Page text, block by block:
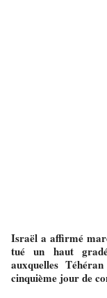
Israël a affirmé
tué un haut
auxquelles
cinquième jour de